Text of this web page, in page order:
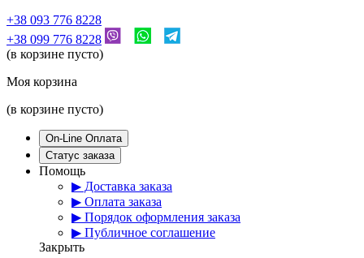
+38 093 776 8228
+38 099 776 8228
(в корзине пусто)
Моя корзина
(в корзине пусто)
On-Line Оплата
Статус заказа
Помощь
▶ Доставка заказа
▶ Оплата заказа
▶ Порядок оформления заказа
▶ Публичное соглашение
Закрыть